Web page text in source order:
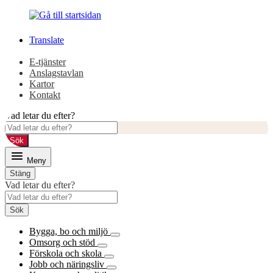
innehåll
huvudmeny
Translate
E-tjänster
Anslagstavlan
Kartor
Kontakt
Vad letar du efter?
Sök
Meny
Stäng
Vad letar du efter?
Sök
Bygga, bo och miljö
Omsorg och stöd
Förskola och skola
Jobb och näringsliv